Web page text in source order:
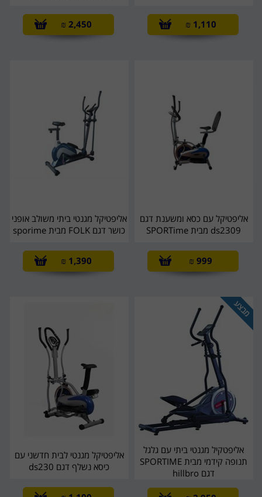
1,110
₪
2,450
₪
אליפטיקל עם כסא ומשענת דגם
ds2309 מבית SPORTime
999
₪
אליפטיקל מגנטי ביתי משולב אופני
כושר דגם FOLK מבית sporime
1,390
₪
אליפטקיל מגנטי ביתי עם גלגל
תנופה קידמי מבית SPORTIME
דגם hillbro
אליפטיקל מגנטי לבית חדשני עם
כיסא נשלף דגם ds230